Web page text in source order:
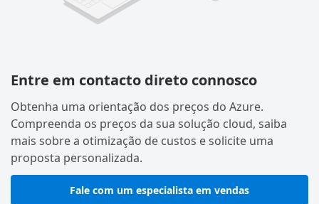
Entre em contacto direto connosco
Obtenha uma orientação dos preços do Azure.
Compreenda os preços da sua solução cloud, saiba
mais sobre a otimização de custos e solicite uma
proposta personalizada.
Fale com um especialista em vendas